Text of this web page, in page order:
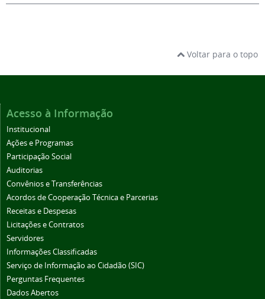
Voltar para o topo
Acesso à Informação
Institucional
Ações e Programas
Participação Social
Auditorias
Convênios e Transferências
Acordos de Cooperação Técnica e Parcerias
Receitas e Despesas
Licitações e Contratos
Servidores
Informações Classificadas
Serviço de Informação ao Cidadão (SIC)
Perguntas Frequentes
Dados Abertos